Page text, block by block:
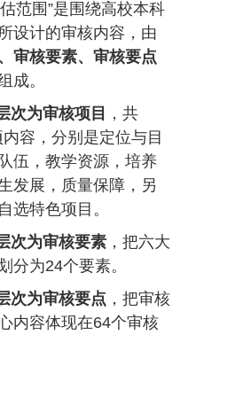
范围”是围绕高校本科
设计的审核内容，由
审核要素、审核要点
成。
次为审核项目
，共
内容，分别是定位与目
伍，教学资源，培养
发展，质量保障，另
选特色项目。
次为审核要素 ，把六大
分为24个要素。
次为审核要点 ，把审核
内容体现在64个审核